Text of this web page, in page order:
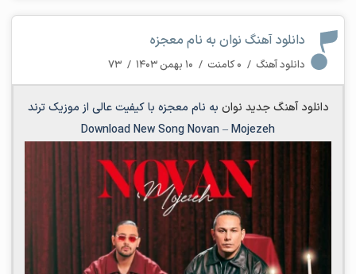
دانلود آهنگ نوان به نام معجزه
دانلود آهنگ / ۰ کامنت / ۱۰ بهمن ۱۴۰۳ / ۷۳
دانلود آهنگ جدید نوان به نام معجزه با کیفیت عالی از موزیک ترند
Download New SongNovan–Mojezeh